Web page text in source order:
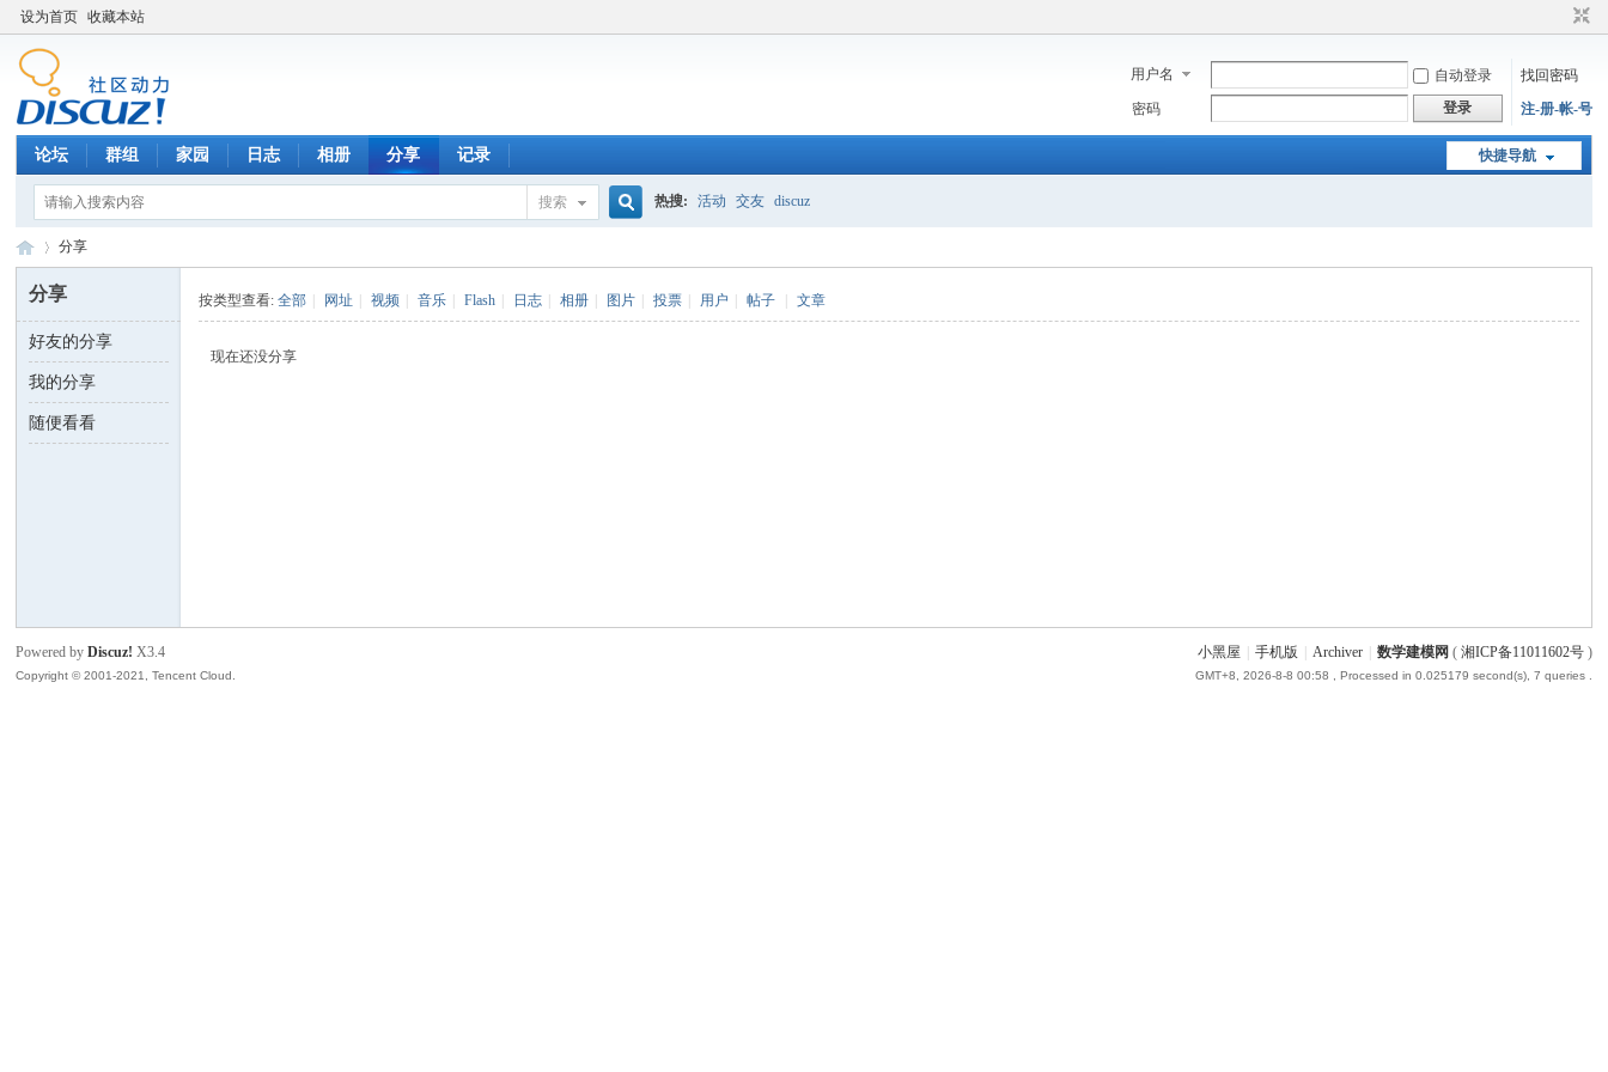
设为首页 收藏本站
用户名 自动登录
找回密码
密码
登录 注-册-帐-号
快捷导航
论坛 群组 家园 日志 相册 分享 记录
搜索 热搜: 活动 交友 discuz
数 ›
分享
分享
好友的分享
我的分享
随便看看
按类型查看:全部 网址 视频 音乐 Flash 日志 相册 图片 投票 用户 帖子 文章
现在还没分享
小黑屋 手机版 Archiver 数学建模网 ( 湘ICP备11011602号)
GMT+8, 2026-8-8 00:58 , Processed in 0.025179 second(s), 7 queries .
Powered byDiscuz! X3.4
Copyright © 2001-2021, Tencent Cloud.